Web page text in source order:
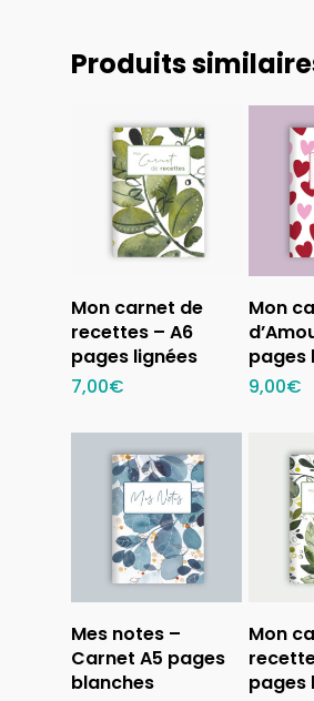
Produits
Ajouter au
panier
Mon carnet de
recettes – A6
pages lignées
7,00€
Mon
pages
9,00€
Ajouter au
panier
Mes notes –
Carnet A5 pages
blanches
Mon
pages